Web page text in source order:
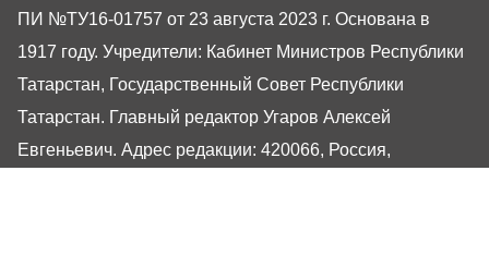
ПИ №ТУ16-01757 от 23 августа 2023 г. Основана в
1917 году. Учредители: Кабинет Министров Республики
Татарстан, Государственный Совет Республики
Татарстан. Главный редактор Угаров Алексей
Евгеньевич. Адрес редакции: 420066, Россия,